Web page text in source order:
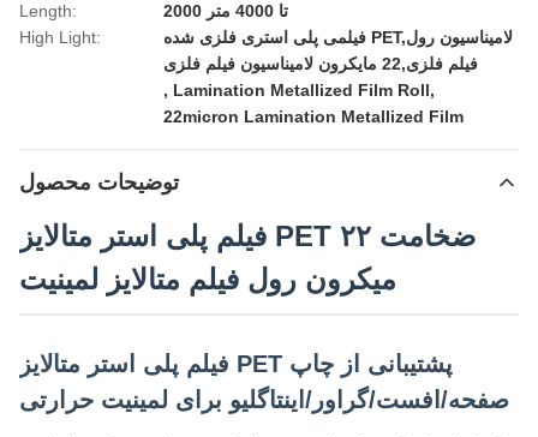
Length:
2000 تا 4000 متر
High Light:
فیلمی پلی استری فلزی شده PET,لامیناسیون رول
فیلم فلزی,22 مایکرون لامیناسیون فیلم فلزی
, Lamination Metallized Film Roll,
22micron Lamination Metallized Film
توضیحات محصول
فیلم پلی استر متالایز PET ضخامت ۲۲
میکرون رول فیلم متالایز لمینیت
فیلم پلی استر متالایز PET پشتیبانی از چاپ
صفحه/افست/گراور/اینتاگلیو برای لمینیت حرارتی